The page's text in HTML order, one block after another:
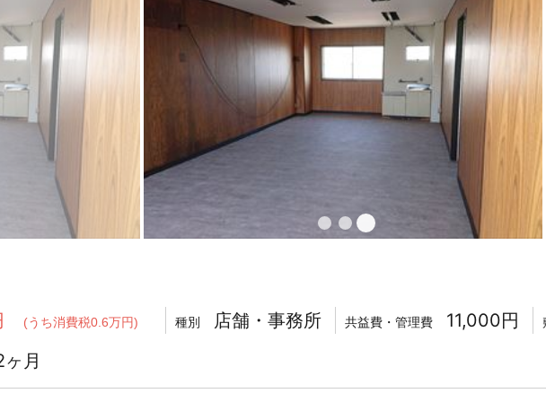
(うち消費税0.6万円) 種別 店舗・事務所 共益費・管理費 11,000円
ヶ月